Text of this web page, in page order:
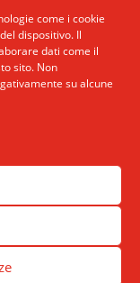
come i cookie
dispositivo. Il
dati come il
sito. Non
su alcune
5, 00165
Milano